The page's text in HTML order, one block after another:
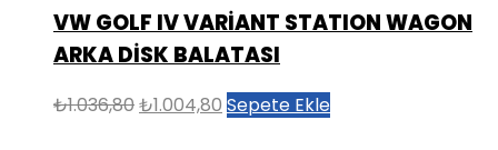
VW GOLF IV VARİANT STATION WAGON
ARKA DİSK BALATASI
₺1.036,80Orijinal
₺1.004,80 Şu
Sepete Ekle